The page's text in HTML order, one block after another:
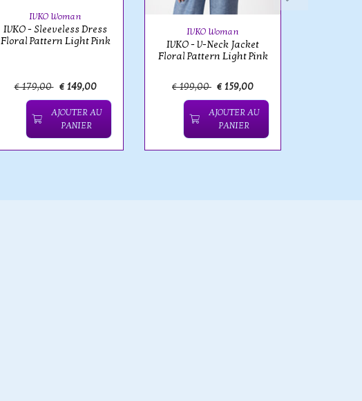
IVKO Woman
IVKO - Sleeveless Dress
Floral Pattern Light Pink
€ 179,00 € 149,00
AJOUTER AU
PANIER
IVKO Woman
IVKO - V-Neck Jacket
Floral Pattern Light Pink
€ 199,00 € 159,00
AJOUTER AU
PANIER